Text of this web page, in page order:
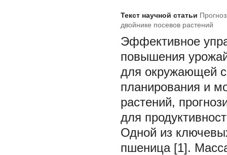
Текст научной статьи
двойнике посевов растений
Эффективное
повышения
для окружающей
планирования и
растений,
для
Одной из
пшеница [1].